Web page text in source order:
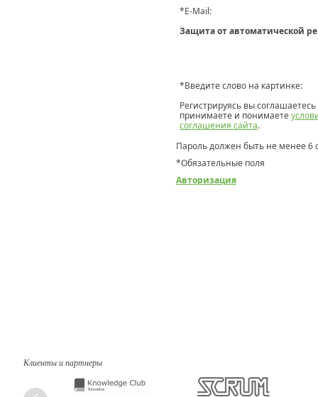
*E-Mail:
Защита от автоматической
*Введите слово на картинке:
Регистрируясь вы
принимаете и понимаете
соглашения сайта.
Пароль должен быть не менее 6
*Обязательные поля
Авторизация
Клиенты и партнеры